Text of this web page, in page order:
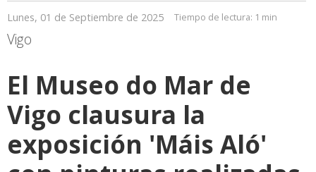
Lunes, 01 de Septiembre de 2025 Tiempo de lectura: 1 min
Vigo
El Museo do Mar de
Vigo clausura la
exposición 'Máis Aló'